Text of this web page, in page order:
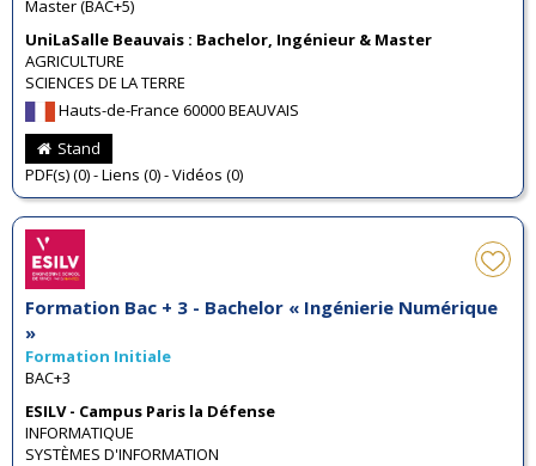
Master (BAC+5)
UniLaSalle Beauvais : Bachelor, Ingénieur & Master
AGRICULTURE
SCIENCES DE LA TERRE
Hauts-de-France 60000 BEAUVAIS
Stand
PDF(s) (0) - Liens (0) - Vidéos (0)
Formation Bac + 3 - Bachelor « Ingénierie Numérique
»
Formation Initiale
BAC+3
ESILV - Campus Paris la Défense
INFORMATIQUE
SYSTÈMES D'INFORMATION